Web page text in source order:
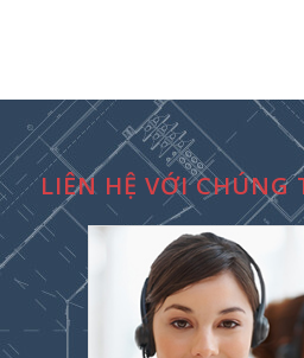
LIÊN HỆ VỚI CHÚNG